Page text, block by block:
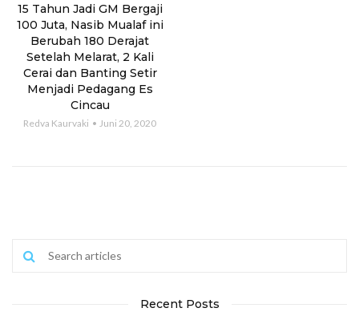
15 Tahun Jadi GM Bergaji
100 Juta, Nasib Mualaf ini
Berubah 180 Derajat
Setelah Melarat, 2 Kali
Cerai dan Banting Setir
Menjadi Pedagang Es
Cincau
Redva Kaurvaki Juni 20, 2020
Recent Posts